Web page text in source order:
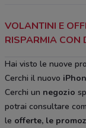
VOLANTINI E
RISPARMIA CON
Hai visto le nuove
Cerchi il nuovo
Cerchi un negozio
potrai consultare
le offerte, le